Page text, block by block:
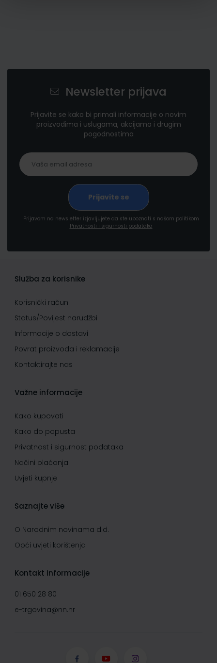
Newsletter prijava
Prijavite se kako bi primali informacije o novim
proizvodima i uslugama, akcijama i drugim
pogodnostima
Prijavom na newsletter izjavljujete da ste upoznati s našom politikom
Privatnosti i sigurnosti podataka
Služba za korisnike
Korisnički račun
Status/Povijest narudžbi
Informacije o dostavi
Povrat proizvoda i reklamacije
Kontaktirajte nas
Važne informacije
Kako kupovati
Kako do popusta
Privatnost i sigurnost podataka
Načini plaćanja
Uvjeti kupnje
Saznajte više
O Narodnim novinama d.d.
Opći uvjeti korištenja
Kontakt informacije
01 650 28 80
e-trgovina@nn.hr